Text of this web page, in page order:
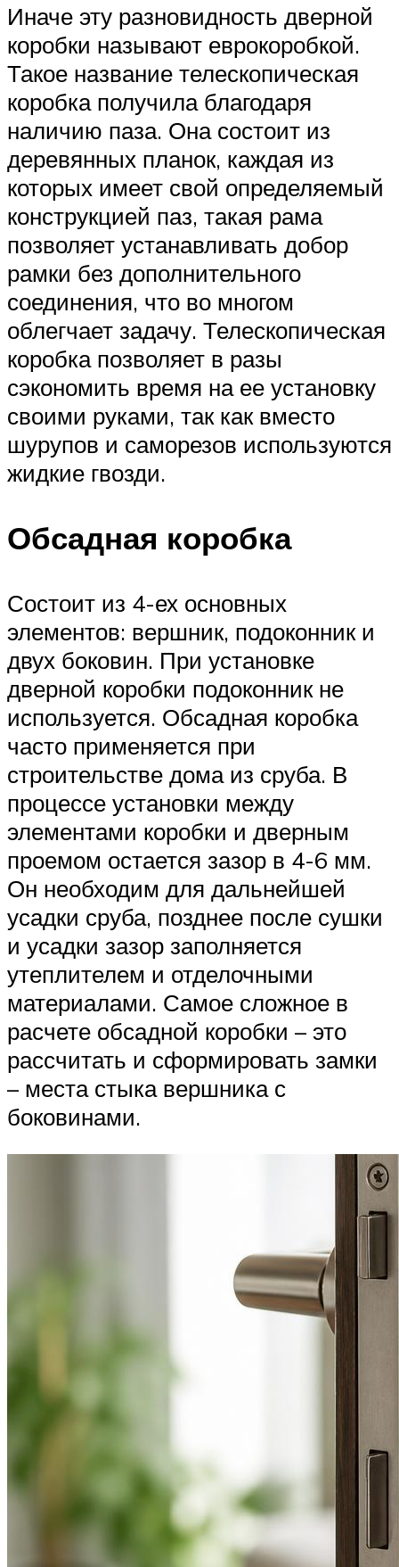
Иначе эту разновидность дверной
коробки называют еврокоробкой.
Такое название телескопическая
коробка получила благодаря
наличию паза. Она состоит из
деревянных планок, каждая из
которых имеет свой определяемый
конструкцией паз, такая рама
позволяет устанавливать добор
рамки без дополнительного
соединения, что во многом
облегчает задачу. Телескопическая
коробка позволяет в разы
сэкономить время на ее установку
своими руками, так как вместо
шурупов и саморезов используются
жидкие гвозди.
Обсадная коробка
Состоит из 4-ех основных
элементов: вершник, подоконник и
двух боковин. При установке
дверной коробки подоконник не
используется. Обсадная коробка
часто применяется при
строительстве дома из сруба. В
процессе установки между
элементами коробки и дверным
проемом остается зазор в 4-6 мм.
Он необходим для дальнейшей
усадки сруба, позднее после сушки
и усадки зазор заполняется
утеплителем и отделочными
материалами. Самое сложное в
расчете обсадной коробки – это
рассчитать и сформировать замки
– места стыка вершника с
боковинами.